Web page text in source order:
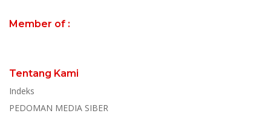
Member of :
Tentang Kami
Indeks
PEDOMAN MEDIA SIBER